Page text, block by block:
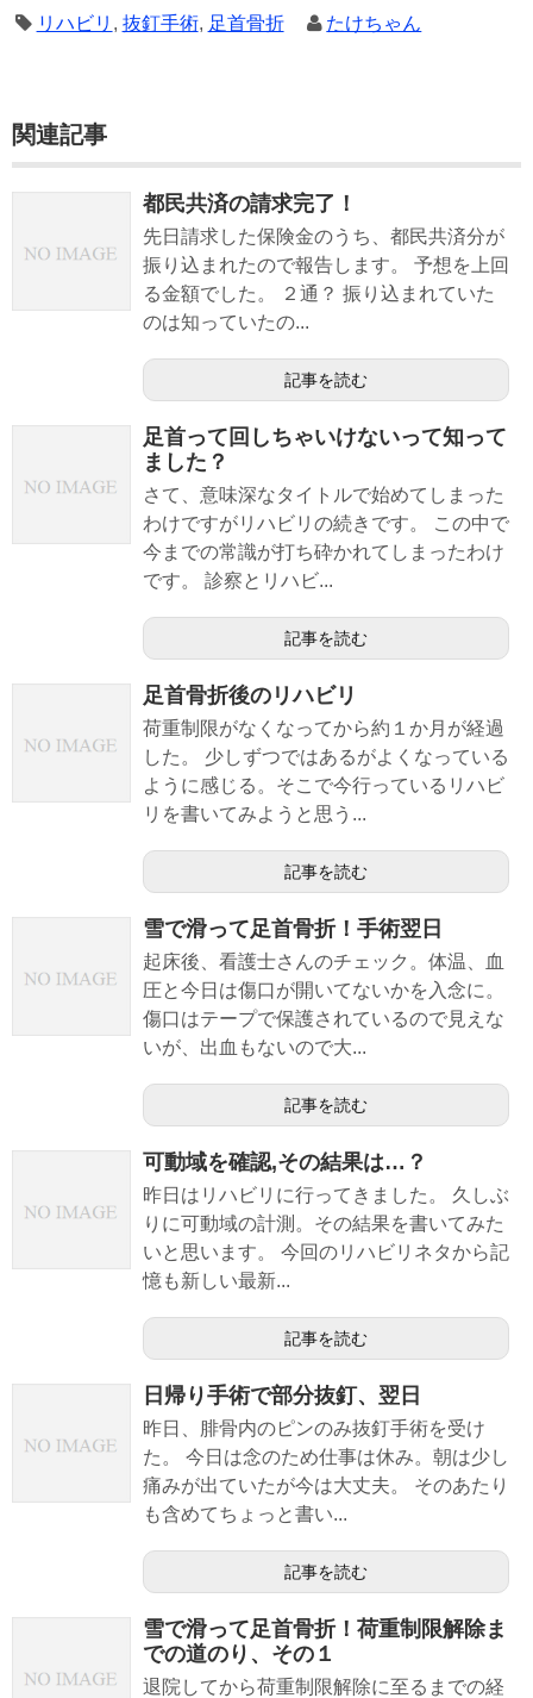
リハビリ , 抜釘手術, 足首骨折 たけちゃん
関連記事
都民共済の請求完了！
先日請求した保険金のうち、都民共済分が
振り込まれたので報告します。 予想を上回
る金額でした。 ２通？ 振り込まれていた
のは知っていたの...
記事を読む
足首って回しちゃいけないって知って
ました？
さて、意味深なタイトルで始めてしまった
わけですがリハビリの続きです。 この中で
今までの常識が打ち砕かれてしまったわけ
です。 診察とリハビ...
記事を読む
足首骨折後のリハビリ
荷重制限がなくなってから約１か月が経過
した。 少しずつではあるがよくなっている
ように感じる。そこで今行っているリハビ
リを書いてみようと思う...
記事を読む
雪で滑って足首骨折！手術翌日
起床後、看護士さんのチェック。体温、血
圧と今日は傷口が開いてないかを入念に。
傷口はテープで保護されているので見えな
いが、出血もないので大...
記事を読む
可動域を確認,その結果は…？
昨日はリハビリに行ってきました。 久しぶ
りに可動域の計測。その結果を書いてみた
いと思います。 今回のリハビリネタから記
憶も新しい最新...
記事を読む
日帰り手術で部分抜釘、翌日
昨日、腓骨内のピンのみ抜釘手術を受け
た。 今日は念のため仕事は休み。朝は少し
痛みが出ていたが今は大丈夫。 そのあたり
も含めてちょっと書い...
記事を読む
雪で滑って足首骨折！荷重制限解除ま
での道のり、その１
退院してから荷重制限解除に至るまでの経